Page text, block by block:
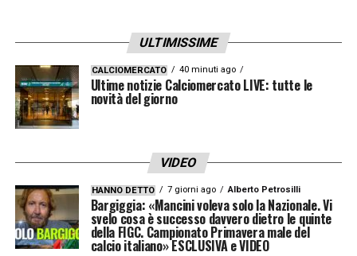
ULTIMISSIME
CALCIOMERCATO 40 minuti ago
Ultime notizie Calciomercato LIVE: tutte le
novità del giorno
VIDEO
HANNO DETTO 7 giorni ago Alberto Petrosilli
Bargiggia: «Mancini voleva solo la Nazionale. Vi
svelo cosa è successo davvero dietro le quinte
della FIGC. Campionato Primavera male del
calcio italiano» ESCLUSIVA e VIDEO